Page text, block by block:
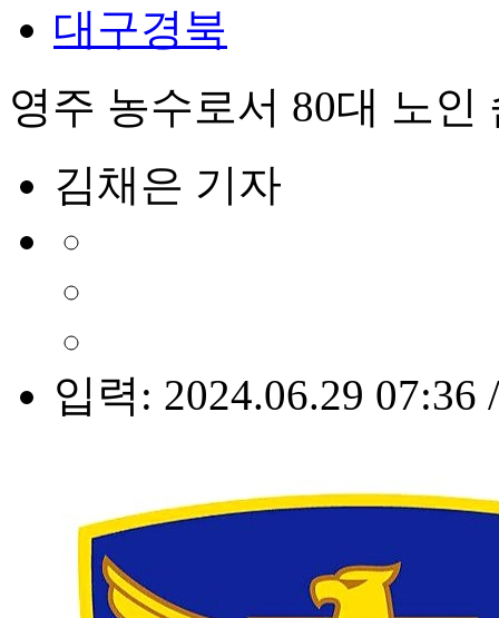
대구경북
영주 농수로서 80대 노인
김채은 기자
입력: 2024.06.29 07:36